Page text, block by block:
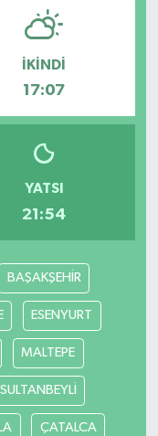
İKINDI
17:07
YATSI
21:54
BAŞAKŞEHİR
ESENYURT
MALTEPE
SULTANBEYLİ
ÇATALCA